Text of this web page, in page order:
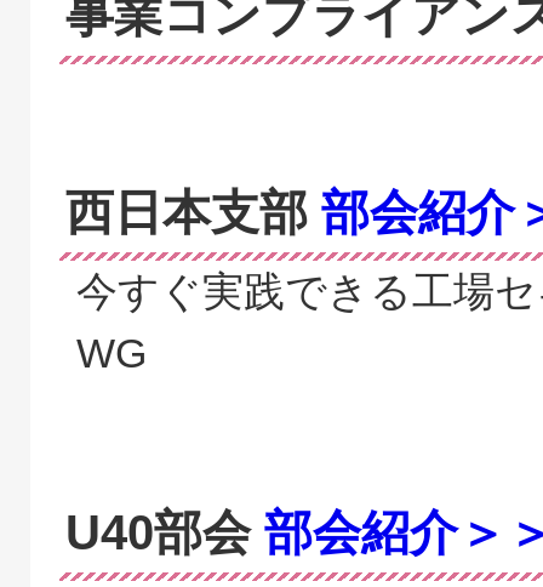
事業コンプライアン
西日本支部部会紹介
今すぐ実践できる工場
WG
U40部会部会紹介＞